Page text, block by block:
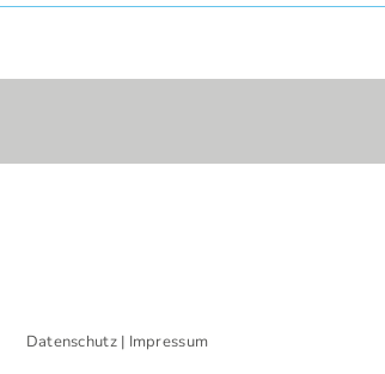
Datenschutz| Impressum